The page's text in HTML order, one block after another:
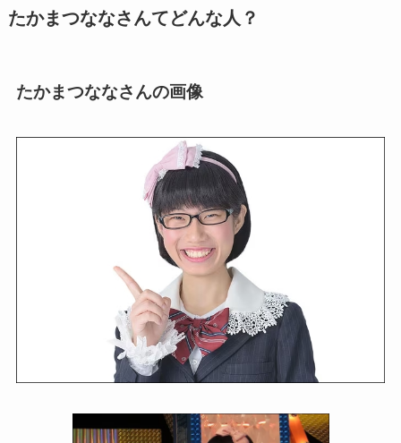
たかまつななさんてどんな人？
たかまつななさんの画像